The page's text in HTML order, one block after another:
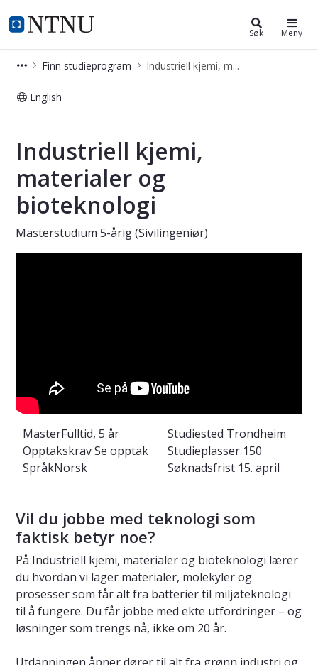
NTNU Hjemmeside
Industriell kjemi, materialer og
Søk Meny
Finn studieprogram Industriell kjemi, materialer og bioteknologi – master (5-årig)
English
Industriell kjemi,
materialer og
bioteknologi
Masterstudium 5-årig (Sivilingeniør)
MasterFulltid, 5 år Studiested Trondheim
OpptakskravSe opptak Studieplasser 150
SpråkNorsk Søknadsfrist 15. april
Vil du jobbe med teknologi som
faktisk betyr noe?
På Industriell kjemi, materialer og bioteknologi lærer
du hvordan vi lager materialer, molekyler og
prosesser som får alt fra batterier til miljøteknologi
til å fungere. Du får jobbe med ekte utfordringer – og
løsninger som trengs nå, ikke om 20 år.